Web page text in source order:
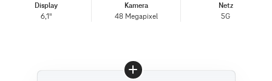
Display
6,1"
Kamera
48 Megapixel
Netz
5G